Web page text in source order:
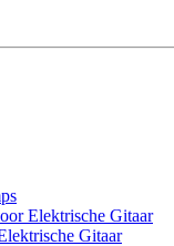
Elektrische Gitaar
Gitaar